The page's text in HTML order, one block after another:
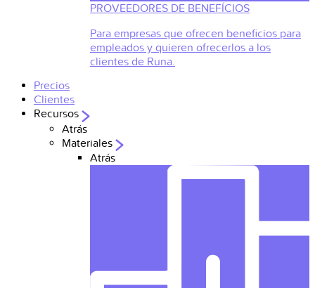
PROVEEDORES DE BENEFÍCIOS
Para empresas que ofrecen beneficios para
empleados y quieren ofrecerlos a los
clientes de Runa.
Precios
Clientes
Recursos
Atrás
Materiales
Atrás